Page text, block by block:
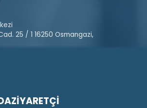
25 / 1 16250 Osmangazi,
ZİYARETÇİ